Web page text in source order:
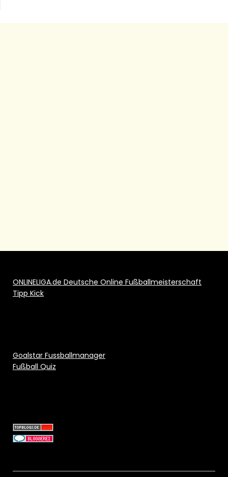
ONLINELIGA.de Deutsche Online Fußballmeisterschaft
Tipp Kick
Goalstar Fussballmanager
Fußball Quiz